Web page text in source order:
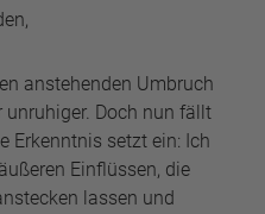
anstehenden Umbruch
Doch nun fällt
Erkenntnis setzt ein: Ich
Einflüssen, die
lassen und